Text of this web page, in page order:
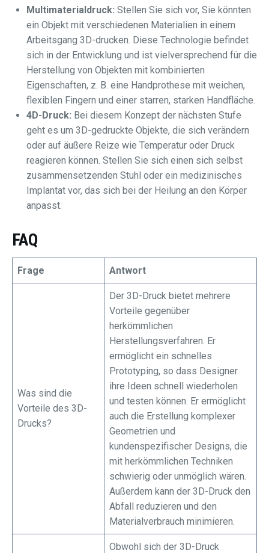
Multimaterialdruck: Stellen Sie sich vor, Sie könnten
ein Objekt mit verschiedenen Materialien in einem
Arbeitsgang 3D-drucken. Diese Technologie befindet
sich in der Entwicklung und ist vielversprechend für die
Herstellung von Objekten mit kombinierten
Eigenschaften, z. B. eine Handprothese mit weichen,
flexiblen Fingern und einer starren, starken Handfläche.
4D-Druck: Bei diesem Konzept der nächsten Stufe
geht es um 3D-gedruckte Objekte, die sich verändern
oder auf äußere Reize wie Temperatur oder Druck
reagieren können. Stellen Sie sich einen sich selbst
zusammensetzenden Stuhl oder ein medizinisches
Implantat vor, das sich bei der Heilung an den Körper
anpasst.
FAQ
Frage Antwort
Was sind die
Vorteile des 3D-
Drucks?
Der 3D-Druck bietet mehrere
Vorteile gegenüber
herkömmlichen
Herstellungsverfahren. Er
ermöglicht ein schnelles
Prototyping, so dass Designer
ihre Ideen schnell wiederholen
und testen können. Er ermöglicht
auch die Erstellung komplexer
Geometrien und
kundenspezifischer Designs, die
mit herkömmlichen Techniken
schwierig oder unmöglich wären.
Außerdem kann der 3D-Druck den
Abfall reduzieren und den
Materialverbrauch minimieren.
Obwohl sich der 3D-Druck